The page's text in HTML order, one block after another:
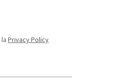
Privacy Policy